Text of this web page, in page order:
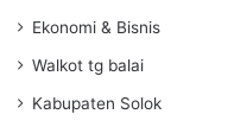
Ekonomi & Bisnis
Walkot tg balai
Kabupaten Solok